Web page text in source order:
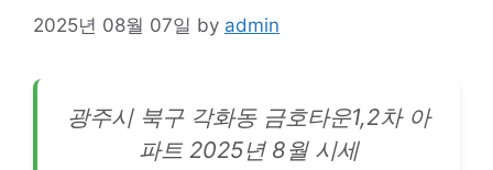
2025년 08월 07일 by admin
광주시 북구각화동 금호타운1,2차 아
파트 2025년 8월 시세